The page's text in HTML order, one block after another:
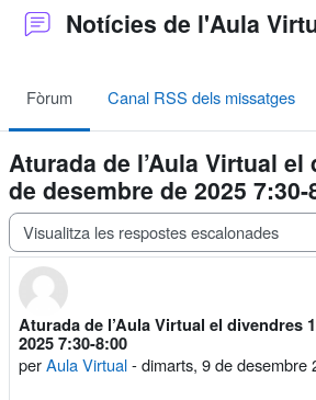
Notícies de l'Aula
Fòrum Canal RSS dels missatges
Aturada de l’Aula Virtual el
de desembre de 2025 7:30-
Mode de visualització
Aturada de l’Aula Virtual el divendres
2025 7:30-8:00
perAula Virtual-dimarts, 9 de desembre
Nombre de respostes: 0